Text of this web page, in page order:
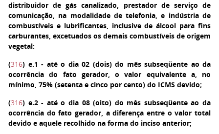
distribuidor de gás canalizado, prestador de serviço de
comunicação, na modalidade de telefonia, e indústria de
combustíveis e lubrificantes, inclusive de álcool para fins
carburantes, excetuados os demais combustíveis de origem
vegetal:
(316) e.1 - até o dia 02 (dois) do mês subseqüente ao da
ocorrência do fato gerador, o valor equivalente a, no
mínimo, 75% (setenta e cinco por cento) do ICMS devido;
(316) e.2- até o dia 08 (oito) do mês subseqüente ao da
ocorrência do fato gerador, a diferença entre o valor total
devido e aquele recolhido na forma do inciso anterior;